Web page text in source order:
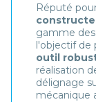
Réputé
gamme des
l'objectif de
outil
réalisation
délignage
mécanique